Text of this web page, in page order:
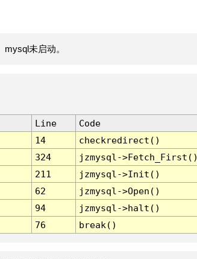
未启动。
Line
Code
14
checkredirect()
324
jzmysql-
211
jzmysql->Init()
62
jzmysql->Open()
94
jzmysql->halt()
76 break()